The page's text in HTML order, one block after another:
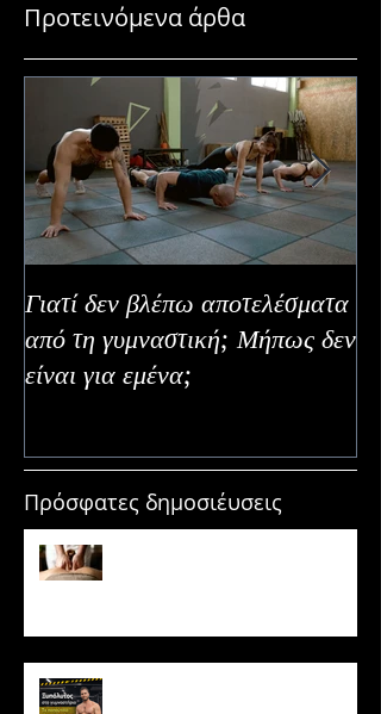
Προτεινόμενα άρθα
Γιατί δεν βλέπω αποτελέσματα
από τη γυμναστική; Μήπως δεν
είναι για εμένα;
Πρόσφατες δημοσιέυσεις